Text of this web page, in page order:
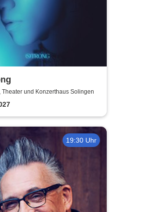
Theater und Konzerthaus Solingen
19:30 Uhr